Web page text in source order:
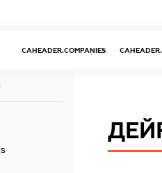
CAHEADER.COMPANIES